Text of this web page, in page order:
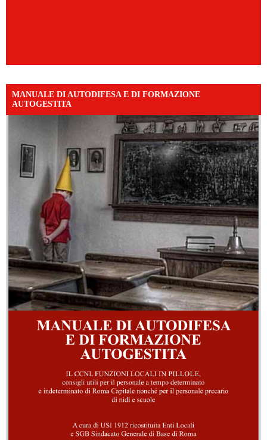
MANUALE DI AUTODIFESA E DI FORMAZIONE
AUTOGESTITA